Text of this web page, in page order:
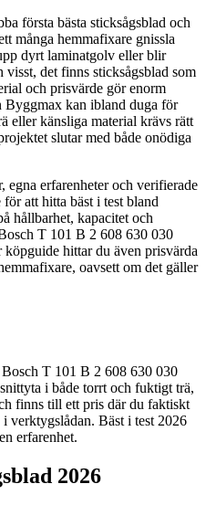
första bästa sticksågsblad och
många hemmafixare gnissla
dyrt laminatgolv eller blir
det finns sticksågsblad som
och prisvärde gör enorm
Byggmax kan ibland duga för
eller känsliga material krävs rätt
slutar med både onödiga
egna erfarenheter och verifierade
att hitta bäst i test bland
hållbarhet, kapacitet och
T 101 B 2 608 630 030
hittar du även prisvärda
oavsett om det gäller
T 101 B 2 608 630 030
i både torrt och fuktigt trä,
finns till ett pris där du faktiskt
verktygslådan. Bäst i test 2026
erfarenhet.
2026